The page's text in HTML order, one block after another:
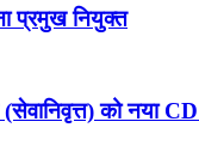
प्रमुख नियुक्त
को नया